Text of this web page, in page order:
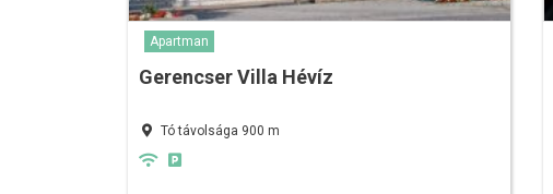
Apartman
Gerencser Villa Hévíz
Tó távolsága 900 m